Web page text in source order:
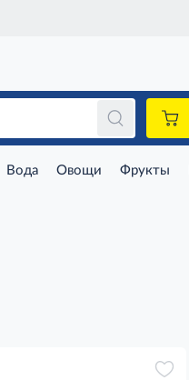
Вода Овощи Фрукты